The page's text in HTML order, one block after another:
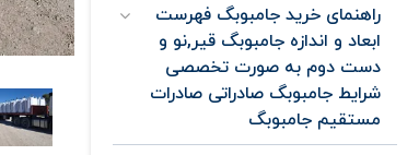
راهنمای خرید جامبوبگ فهرست
ابعاد و اندازه جامبوبگ قیر,نو و
دست دوم به صورت تخصصی
شرایط جامبوبگ صادراتی صادرات
مستقیم جامبوبگ